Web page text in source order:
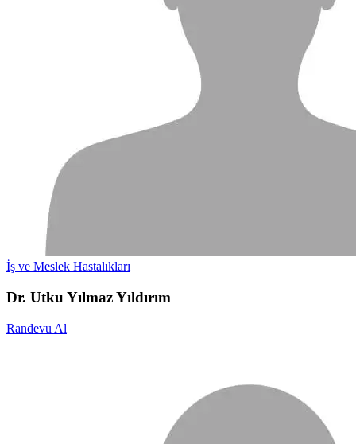
İş ve Meslek Hastalıkları
Dr. Utku Yılmaz Yıldırım
Randevu Al